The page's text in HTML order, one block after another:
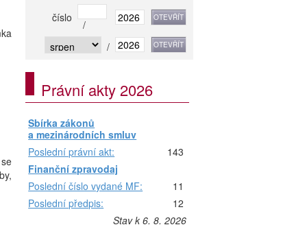
číslo
/
/
Právní akty 2026
Sbírka zákonů
a mezinárodních smluv
Poslední právní akt:
143
Finanční zpravodaj
Poslední číslo vydané MF:
11
Poslední předpis:
12
Stav k 6. 8. 2026